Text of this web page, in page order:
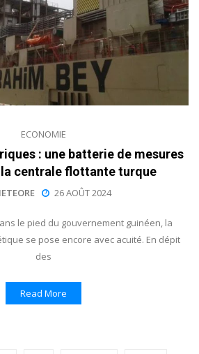
ECONOMIE
: une batterie de mesures
la centrale flottante turque
26 AOÛT 2024
le pied du gouvernement guinéen, la
se pose encore avec acuité. En dépit
des
Read More